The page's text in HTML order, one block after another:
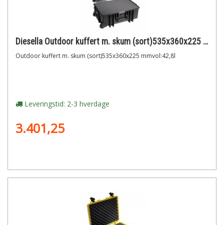
Diesella Outdoor kuffert m. skum (sort)535x360x225 mmvol:42,8l
Outdoor kuffert m. skum (sort)535x360x225 mmvol:42,8l
Leveringstid: 2-3 hverdage
3.401,25